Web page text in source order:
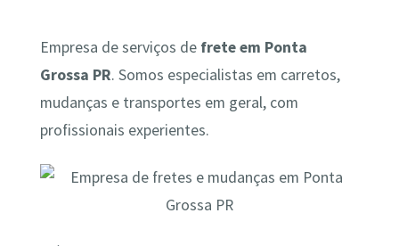
Empresa de serviços de frete em Ponta
Grossa PR. Somos especialistas em carretos,
mudanças e transportes em geral, com
profissionais experientes.